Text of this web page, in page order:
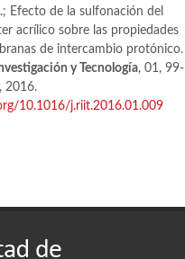
Efecto de la sulfonación del
acrílico sobre las propiedades
de intercambio protónico.
y Tecnología, 01, 99-
2016.
10.1016/j.riit.2016.01.009